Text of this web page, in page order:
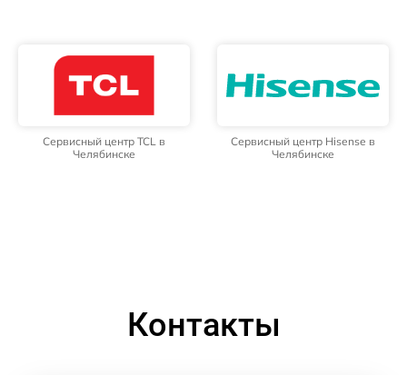
Сервисный центр TCL в
Челябинске
Сервисный центр Hisense в
Челябинске
Контакты